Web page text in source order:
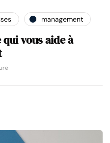
management
vous aide à